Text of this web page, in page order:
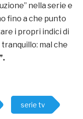
nella serie e
fino a che punto
i propri indici di
mal che
serie tv